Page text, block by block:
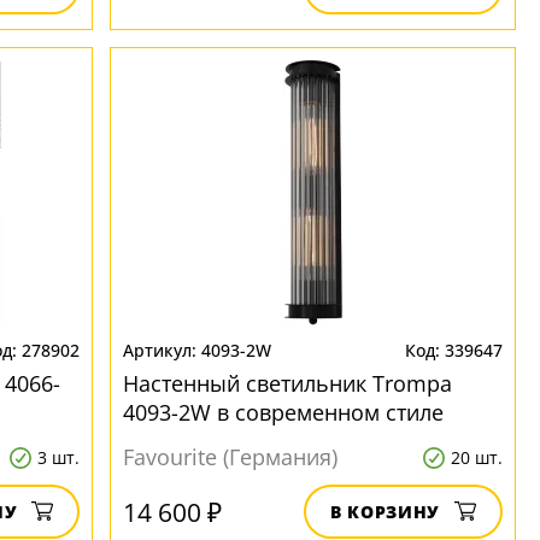
278902
3 шт.
4093-2W 339647
Настенный светильник Trompa
4093-2W в современном стиле
Favourite (Германия)
20 шт.
14 600 ₽ В КОРЗИНУ